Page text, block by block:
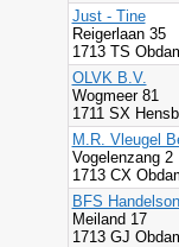
Just - Tine
Reigerlaan 35
1713 TS
OLVK B.V.
Wogmeer 81
1711 SX
M.R. Vleugel
Vogelenzang 2
1713 CX
BFS
Meiland 17
1713 GJ